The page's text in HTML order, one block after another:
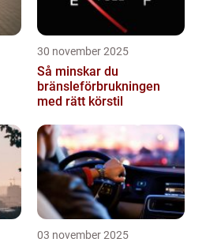
30 november 2025
Så minskar du
bränsleförbrukningen
med rätt körstil
03 november 2025